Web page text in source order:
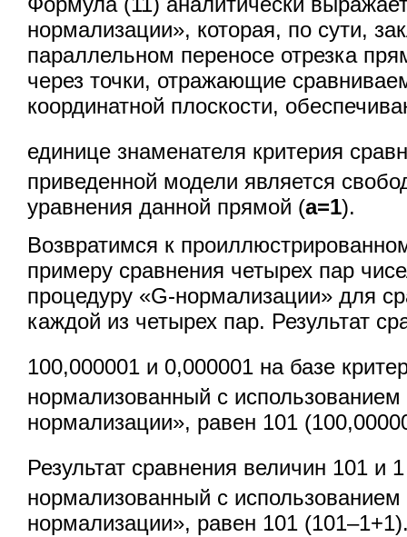
нормализации», которая, по сути,
параллельном переносе отрезка
через точки, отражающие
координатной плоскости,
единице знаменателя критерия
приведенной модели является
уравнения данной прямой (a=1).
Возвратимся к
примеру сравнения четырех пар
процедуру «G-нормализации» для
каждой из четырех пар. Результат
100,000001 и 0,000001 на базе
нормализованный с
нормализации», равен 101
Результат сравнения величин 101 и
нормализованный с
нормализации», равен 101